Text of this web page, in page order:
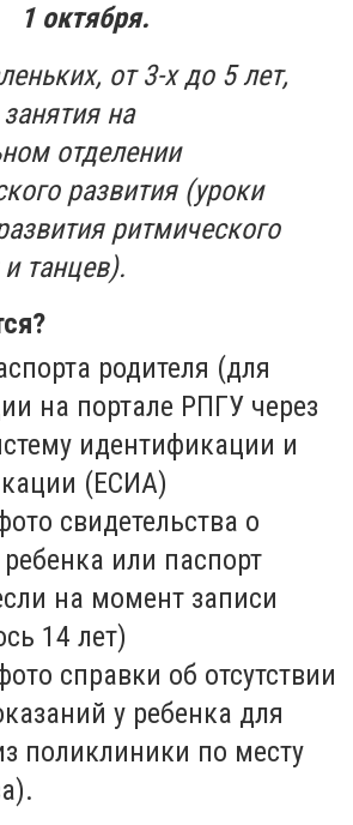
1 октября.
от 3-х до 5 лет,
на
отделении
развития (уроки
ритмического
танцев).
родителя (для
на портале РПГУ через
идентификации и
(ЕСИА)
свидетельства о
или паспорт
на момент записи
14 лет)
справки об отсутствии
у ребенка для
поликлиники по месту